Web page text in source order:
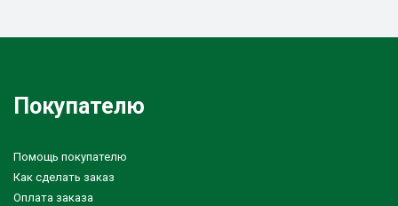
Покупателю
Помощь покупателю
Как сделать заказ
Оплата заказа